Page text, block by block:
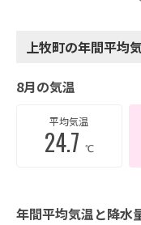
上牧町の年間平均
8月の気温
平均気温
24.7 ℃
年間平均気温と降水